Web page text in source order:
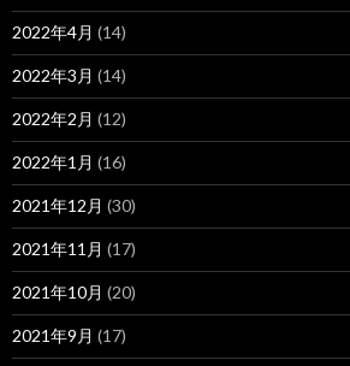
2022年4月 (14)
2022年3月 (14)
2022年2月 (12)
2022年1月 (16)
2021年12月 (30)
2021年11月 (17)
2021年10月 (20)
2021年9月 (17)